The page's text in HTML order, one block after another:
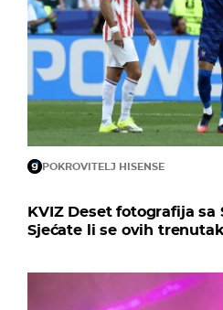
POKROVITELJ HISENSE
KVIZ Deset fotografija
Sjećate li se ovih